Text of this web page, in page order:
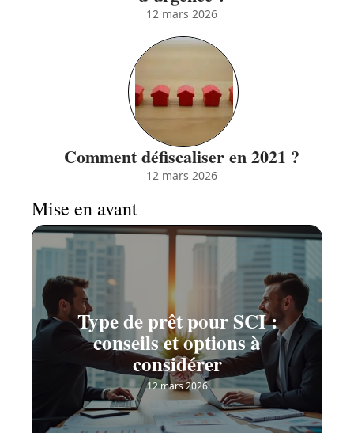
12 mars 2026
Comment défiscaliser en 2021 ?
12 mars 2026
Mise en avant
Type de prêt pour SCI :
conseils et options à
considérer
12 mars 2026